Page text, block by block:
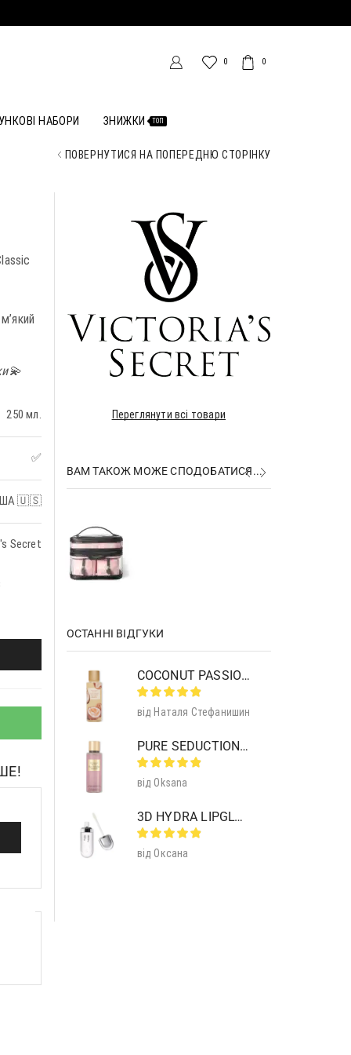
0 0
НАБОРИ ЗНИЖКИ ТОП
ПОВЕРНУТИСЯ НА ПОПЕРЕДНЮ СТОРІНКУ
250 мл.
✅
🇺🇸
Secret
Переглянути всі товари
ВАМ ТАКОЖ МОЖЕ СПОДОБАТИСЯ...
ОСТАННІ ВІДГУКИ
COCONUT PASSION BRULEE BODY MIST
від Наталя Стефанишин
PURE SEDUCTION MIST SHIMMER
від Oksana
3D HYDRA LIPGLOSS 01 CLEAR
від Оксана